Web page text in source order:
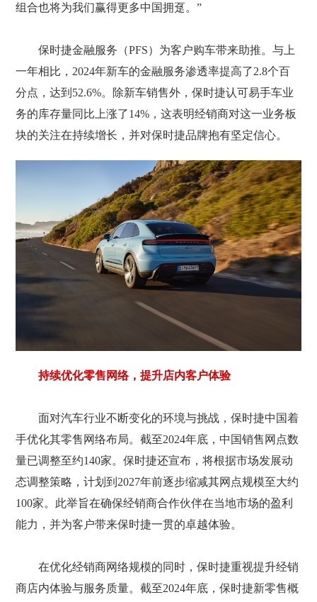
组合也将为我们赢得更多中国拥趸。”
保时捷金融服务（PFS）为客户购车带来助推。与上
一年相比，2024年新车的金融服务渗透率提高了2.8个百
分点，达到52.6%。除新车销售外，保时捷认可易手车业
务的库存量同比上涨了14%，这表明经销商对这一业务板
块的关注在持续增长，并对保时捷品牌抱有坚定信心。
持续优化零售网络，提升店内客户体验
面对汽车行业不断变化的环境与挑战，保时捷中国着
手优化其零售网络布局。截至2024年底，中国销售网点数
量已调整至约140家。保时捷还宣布，将根据市场发展动
态调整策略，计划到2027年前逐步缩减其网点规模至大约
100家。此举旨在确保经销商合作伙伴在当地市场的盈利
能力，并为客户带来保时捷一贯的卓越体验。
在优化经销商网络规模的同时，保时捷重视提升经销
商店内体验与服务质量。截至2024年底，保时捷新零售概